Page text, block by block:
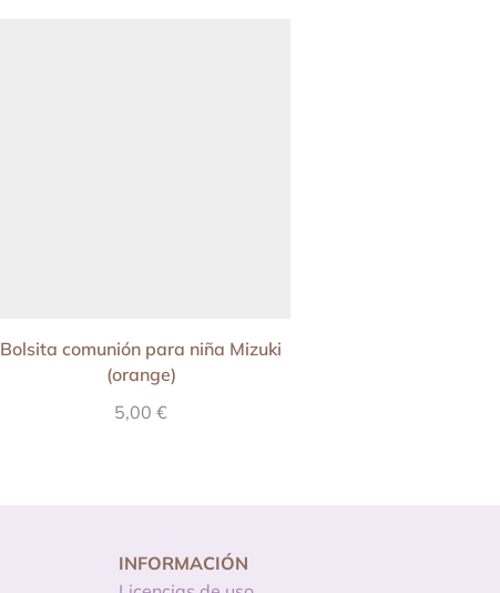
Bolsita comunión para niña Mizuki
(orange)
5,00 €
INFORMACIÓN